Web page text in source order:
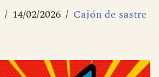
14/02/2026 Cajón de sastre